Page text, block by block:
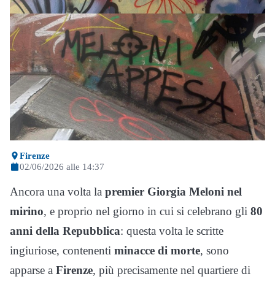
Firenze
02/06/2026 alle 14:37
Ancora una volta la premier Giorgia Meloni nel
mirino, e proprio nel giorno in cui si celebrano gli 80
anni della Repubblica: questa volta le scritte
ingiuriose, contenenti minacce di morte, sono
apparse a Firenze, più precisamente nel quartiere di